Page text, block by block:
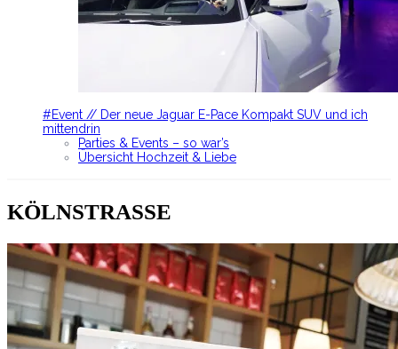
#Event // Der neue Jaguar E-Pace Kompakt SUV und ich
mittendrin
Parties & Events – so war’s
Übersicht Hochzeit & Liebe
KÖLNSTRASSE